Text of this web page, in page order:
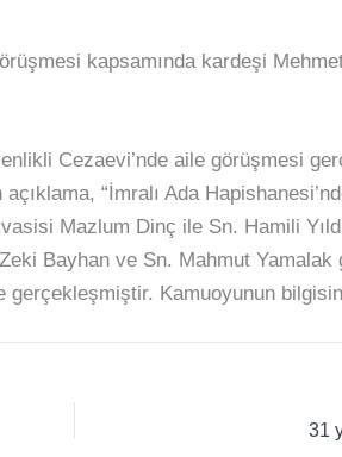
kapsamında kardeşi
Cezaevi’nde aile görüşmesi
“İmralı Ada
Mazlum Dinç ile Sn. Hamili
Bayhan ve Sn. Mahmut Yamalak
gerçekleşmiştir. Kamuoyunun
31